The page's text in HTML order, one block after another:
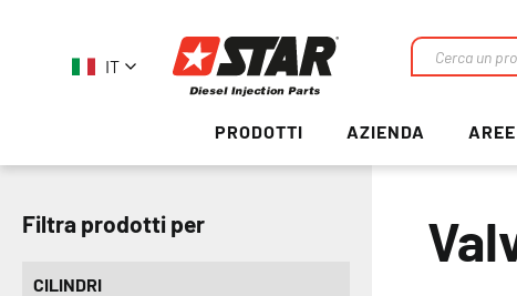
IT
Ricerca
PRODOTTI AZIENDA
Filtra prodotti per
CILINDRI